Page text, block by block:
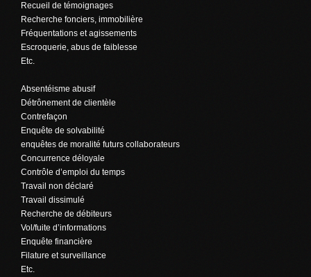
Recueil de témoignages
Recherche fonciers, immobilière
Fréquentations et agissements
Escroquerie, abus de faiblesse
Etc.
Absentéisme abusif
Détrônement de clientèle
Contrefaçon
Enquête de solvabilité
enquêtes de moralité futurs collaborateurs
Concurrence déloyale
Contrôle d’emploi du temps
Travail non déclaré
Travail dissimulé
Recherche de débiteurs
Vol/fuite d’informations
Enquête financière
Filature et surveillance
Etc.